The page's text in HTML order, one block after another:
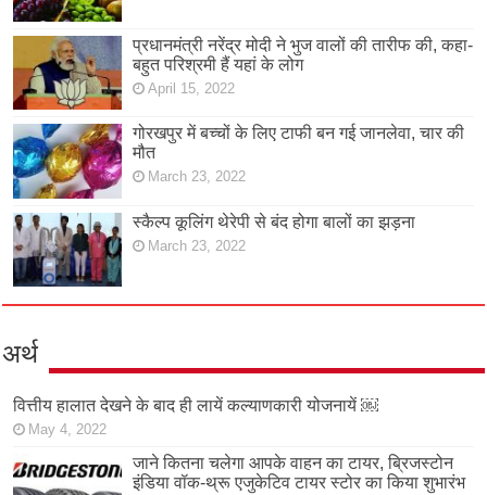
प्रधानमंत्री नरेंद्र मोदी ने भुज वालों की तारीफ की, कहा-
बहुत परिश्रमी हैं यहां के लोग
April 15, 2022
गोरखपुर में बच्चों के लिए टाफी बन गई जानलेवा, चार की
मौत
March 23, 2022
स्कैल्प कूलिंग थेरेपी से बंद होगा बालों का झड़ना
March 23, 2022
अर्थ
वित्तीय हालात देखने के बाद ही लायें कल्याणकारी योजनायें ￼
May 4, 2022
जाने कितना चलेगा आपके वाहन का टायर, ब्रिजस्टोन
इंडिया वॉक-थ्रू एजुकेटिव टायर स्टोर का किया शुभारंभ